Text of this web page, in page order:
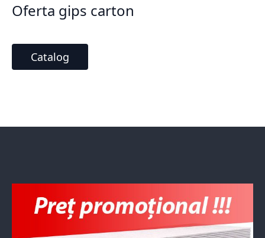
Oferta gips carton
Catalog